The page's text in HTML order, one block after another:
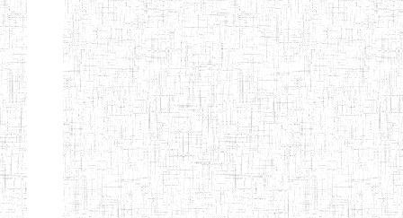
ROSSIGNOLS
MAJORS
ENI PRIVEE
LAIQUE
22/09/2000 ENIEG Privé
ENIEG BERYLA 06/06/2014 ENIEG Privé
ENIEG
28/08/2009 ENIEG Privé